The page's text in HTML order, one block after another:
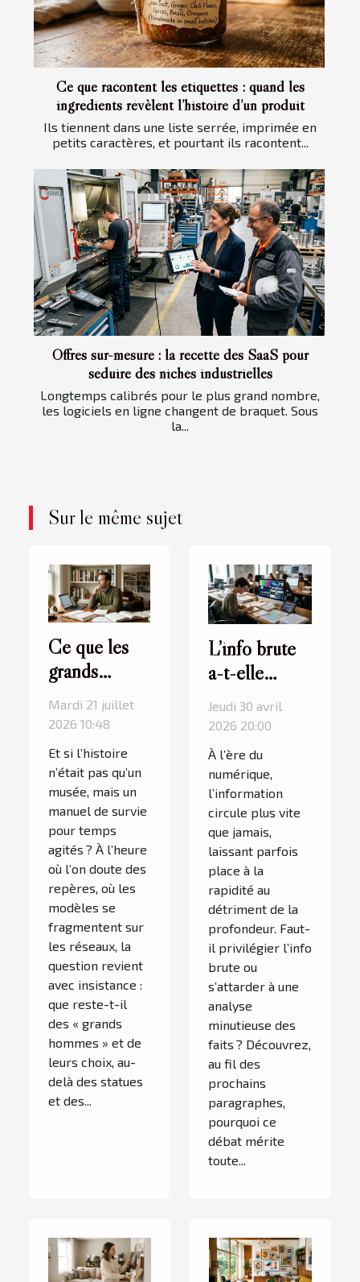
Ce que racontent les étiquettes : quand les
ingrédients révèlent l’histoire d’un produit
Ils tiennent dans une liste serrée, imprimée en
petits caractères, et pourtant ils racontent...
Offres sur-mesure : la recette des SaaS pour
séduire des niches industrielles
Longtemps calibrés pour le plus grand nombre,
les logiciels en ligne changent de braquet. Sous
la...
Sur le même sujet
Ce que les
grands
hommes de
l’Histoire
nous
apprennent
encore
aujourd’hui
Mardi 21 juillet
2026 10:48
Et si l’histoire
n’était pas qu’un
musée, mais un
manuel de survie
pour temps
agités ? À l’heure
où l’on doute des
repères, où les
modèles se
fragmentent sur
les réseaux, la
question revient
avec insistance :
que reste-t-il
des « grands
hommes » et de
leurs choix, au-
delà des statues
et des...
L’info brute
a-t-elle
encore une
place face à
l’analyse
approfondie ?
Jeudi 30 avril
2026 20:00
À l’ère du
numérique,
l’information
circule plus vite
que jamais,
laissant parfois
place à la
rapidité au
détriment de la
profondeur. Faut-
il privilégier l’info
brute ou
s’attarder à une
analyse
minutieuse des
faits ? Découvrez,
au fil des
prochains
paragraphes,
pourquoi ce
débat mérite
toute...